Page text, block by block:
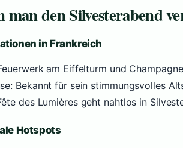
man den Silvesterabend
in Frankreich
am Eiffelturm und
Bekannt für sein stimmungsvolles
des Lumières geht nahtlos in
Hotspots